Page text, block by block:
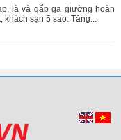
là và gấp ga giường hoàn
sạn 5 sao. Tăng...